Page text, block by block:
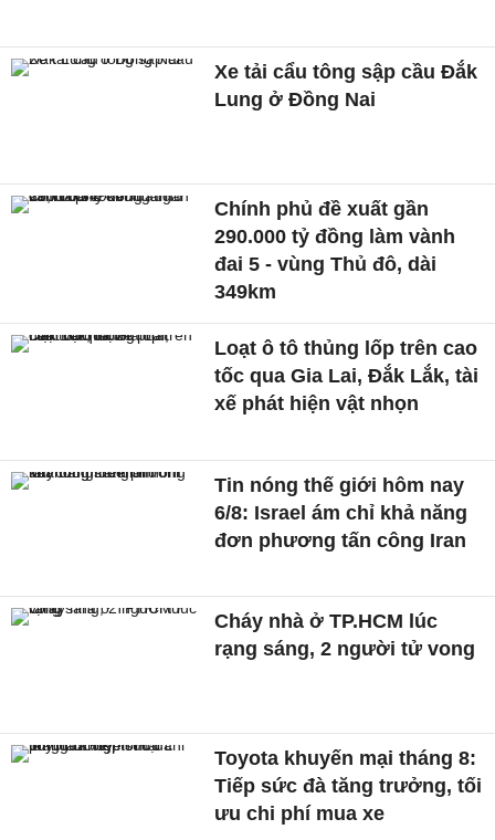
Xe tải cẩu tông sập cầu Đắk
Lung ở Đồng Nai
Chính phủ đề xuất gần
290.000 tỷ đồng làm vành
đai 5 - vùng Thủ đô, dài
349km
Loạt ô tô thủng lốp trên cao
tốc qua Gia Lai, Đắk Lắk, tài
xế phát hiện vật nhọn
Tin nóng thế giới hôm nay
6/8: Israel ám chỉ khả năng
đơn phương tấn công Iran
Cháy nhà ở TP.HCM lúc
rạng sáng, 2 người tử vong
Toyota khuyến mại tháng 8:
Tiếp sức đà tăng trưởng, tối
ưu chi phí mua xe